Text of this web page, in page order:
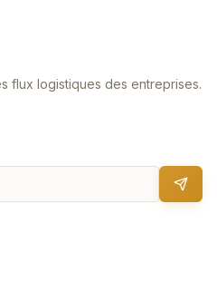
flux logistiques des entreprises.